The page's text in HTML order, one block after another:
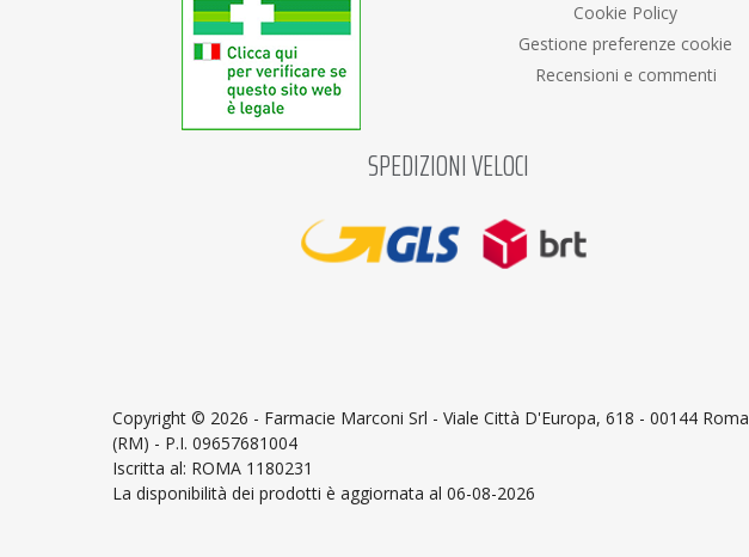
Cookie Policy
Gestione preferenze cookie
Recensioni e commenti
SPEDIZIONI VELOCI
Copyright © 2026 - Farmacie Marconi Srl - Viale Città D'Europa, 618 - 00144 Roma
(RM) - P.I. 09657681004
Iscritta al: ROMA 1180231
La disponibilità dei prodotti è aggiornata al 06-08-2026